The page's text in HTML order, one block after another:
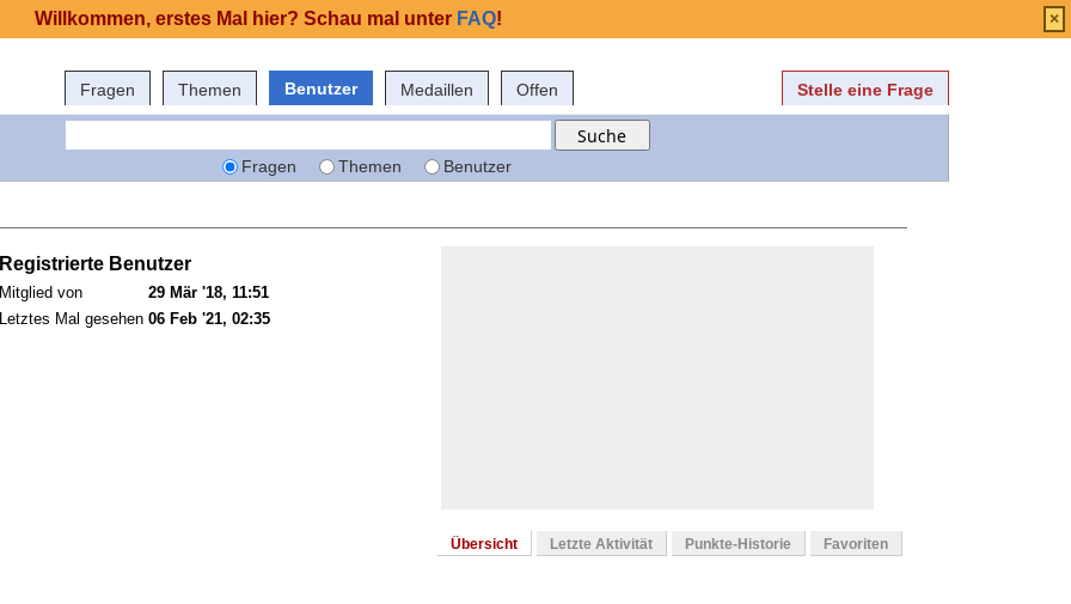
Fragen Themen Benutzer Medaillen Offen Stelle eine Frage
Fragen Themen Benutzer
Registrierte Benutzer
Mitglied von
29 Mär '18, 11:51
Letztes Mal gesehen 06 Feb '21, 02:35
Übersicht Letzte Aktivität Punkte-Historie Favoriten
Willkommen, erstes Mal hier? Schau mal unter FAQ! ×